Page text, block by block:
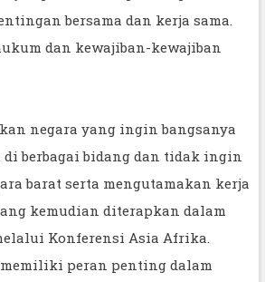
bersama dan kerja sama.
dan kewajiban-kewajiban
negara yang ingin bangsanya
di berbagai bidang dan tidak ingin
barat serta mengutamakan kerja
kemudian diterapkan dalam
Konferensi Asia Afrika.
peran penting dalam